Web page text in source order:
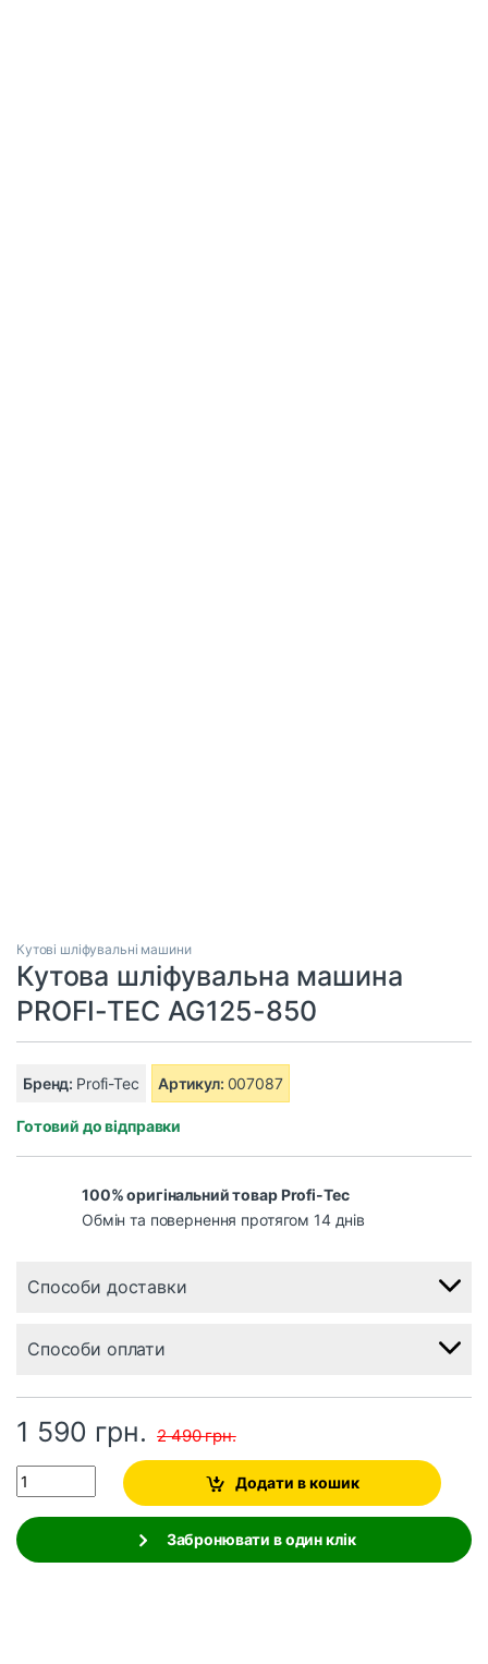
Кутові шліфувальні машини
Кутова шліфувальна машина
PROFI-TEC AG125-850
Бренд: Profi-Tec Артикул: 007087
Готовий до відправки
100% оригінальний товар Profi-Tec
Обмін та повернення протягом 14 днів
Способи доставки
Способи оплати
1 590 грн. 2 490грн.
Quantity
Додати в кошик
Забронювати в один клік